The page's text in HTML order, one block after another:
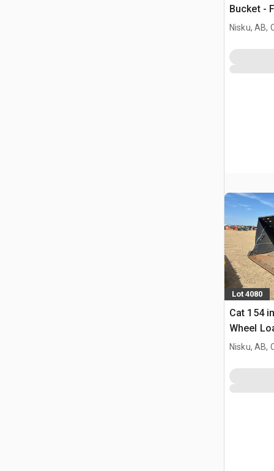
Bucket -
(Unused)
Nisku, AB,
Lot 4080
Cat 154
Wheel
Cat 988
Nisku, AB,